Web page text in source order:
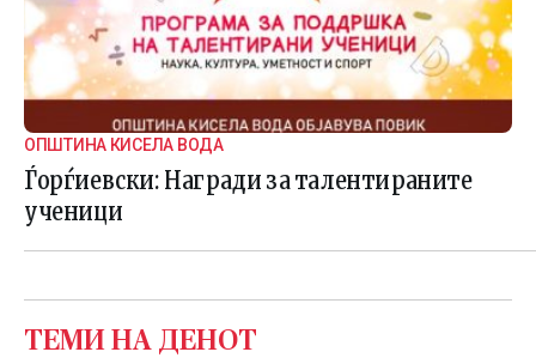
ОПШТИНА КИСЕЛА ВОДА
Ѓорѓиевски: Награди за талентираните
ученици
ТЕМИ НА ДЕНОТ